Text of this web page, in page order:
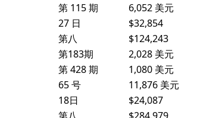
第 115 期
6,052 美元
27 日
$32,854
第八
$124,243
第183期
2,028 美元
第 428 期
1,080 美元
65 号
11,876 美元
18日
$24,087